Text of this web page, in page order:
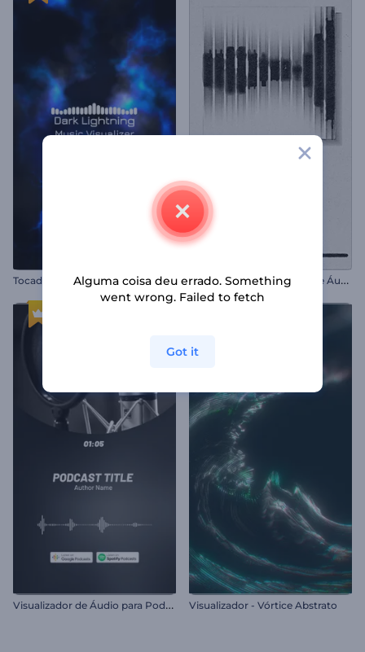
T
ocador de Música com Luzes Escuras V
isualizador de Espectro de Áudio Distorcido
V
isualizador de Áudio para Podcast Visualizador - Vórtice Abstrato
Alguma coisa deu errado. Something
went wrong. Failed to fetch
Got it